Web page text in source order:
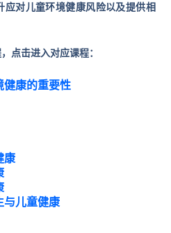
对儿童环境健康风险以及提供相
点击进入对应课程：
健康的重要性
康
与儿童健康